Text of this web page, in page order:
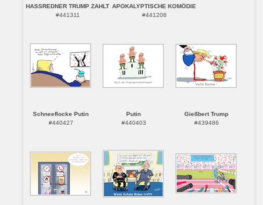
HASSREDNER TRUMP ZAHLT
#441311
APOKALYPTISCHE KOMÖDIE
#441208
Schneeflocke Putin
#440427
Putin
#440403
Gießbert Trump
#439486